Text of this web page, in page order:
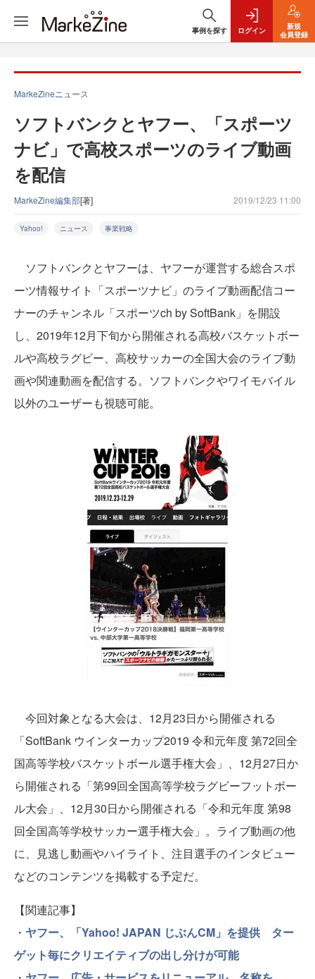
事例を探す ログイン
新規
会員登録
MarkeZineニュース
ソフトバンクとヤフー、「スポーツ
ナビ」で高校スポーツのライブ動画
を配信
MarkeZine編集部[著] 2019/12/23 11:00
Yahoo! ニュース 事業戦略
ソフトバンクとヤフーは、ヤフーが運営する総合スポ
ーツ情報サイト「スポーツナビ」のライブ動画配信コー
ナーのチャンネル「スポーツch by SoftBank」を開設
し、2019年12月下旬から開催される高校バスケットボー
ルや高校ラグビー、高校サッカーの全国大会のライブ動
画や関連動画を配信する。ソフトバンクやワイモバイル
以外のユーザーも視聴可能。
今回対象となる大会は、12月23日から開催される
「SoftBank ウインターカップ2019 令和元年度 第72回全
国高等学校バスケットボール選手権大会」、12月27日か
ら開催される「第99回全国高等学校ラグビーフットボー
ル大会」、12月30日から開催される「令和元年度 第98
回全国高等学校サッカー選手権大会」。ライブ動画の他
に、見逃し動画やハイライト、注目選手のインタビュー
などのコンテンツを掲載する予定だ。
【関連記事】
・ ヤフー、「Yahoo! JAPAN じぶんCM」を提供 ター
ゲット毎にクリエイティブの出し分けが可能